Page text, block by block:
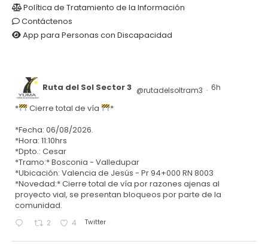
Política de Tratamiento de la Información
Contáctenos
App para Personas con Discapacidad
Ruta del Sol Sector 3 @rutadelsoltram3 · 6h
* Cierre total de vía
*
*Fecha: 06/08/2026.
*Hora: 11:10hrs
*Dpto.: Cesar
*Tramo:* Bosconia - Valledupar
*Ubicación: Valencia de Jesús - Pr 94+000 RN 8003
*Novedad:* Cierre total de vía por razones ajenas al
proyecto vial, se presentan bloqueos por parte de la
comunidad.
2 4 Twitter